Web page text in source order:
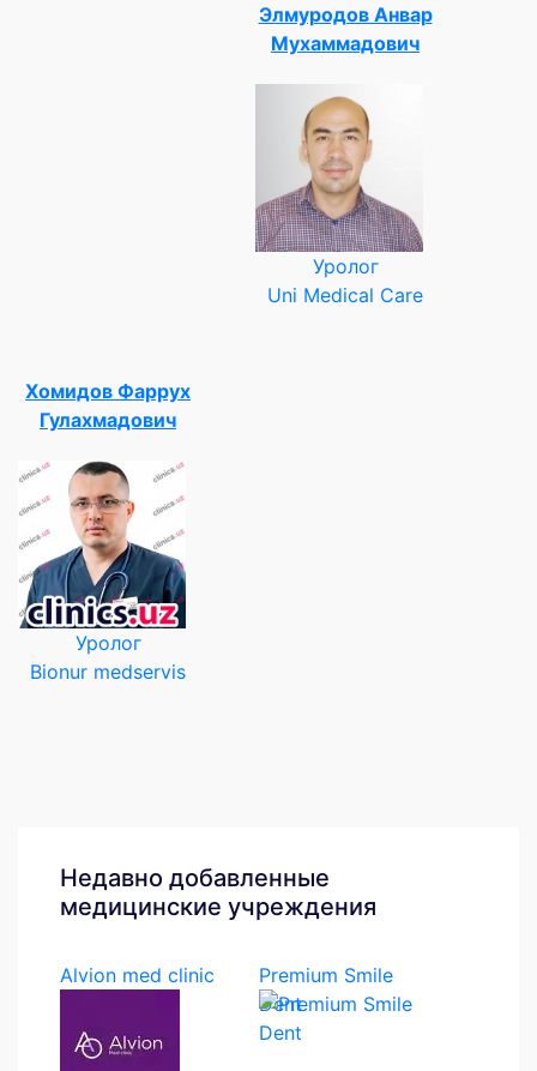
Элмуродов Анвар
Мухаммадович
Уролог
Uni Medical Care
Хомидов Фаррух
Гулахмадович
Уролог
Bionur medservis
Недавно добавленные
медицинские учреждения
Alvion med clinic
Premium Smile
Dent